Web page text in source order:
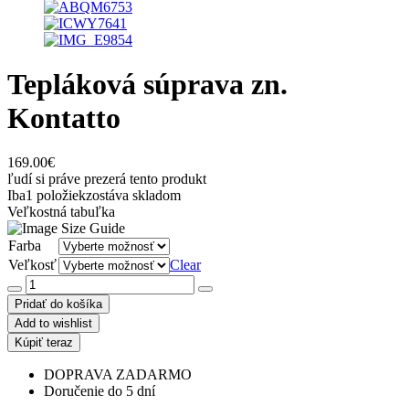
Tepláková súprava zn.
Kontatto
169.00€
ľudí si práve prezerá tento produkt
Iba1 položiekzostáva skladom
Veľkostná tabuľka
Farba
Veľkosť
Clear
množstvo
Tepláková
súprava
zn.
Kontatto
Pridať do košíka
Add to wishlist
Kúpiť teraz
DOPRAVA ZADARMO
Doručenie do 5 dní